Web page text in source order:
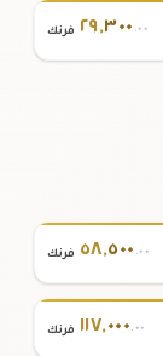
٢٩,٣٠٠ .٠٠ فرنك
٥٨,٥٠٠ .٠٠ فرنك
١١٧,٠٠٠.٠٠ فرنك